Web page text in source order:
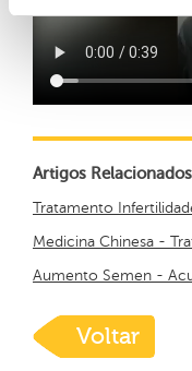
Artigos
Tratamento
Medicina Chinesa -
Aumento Semen -
Voltar